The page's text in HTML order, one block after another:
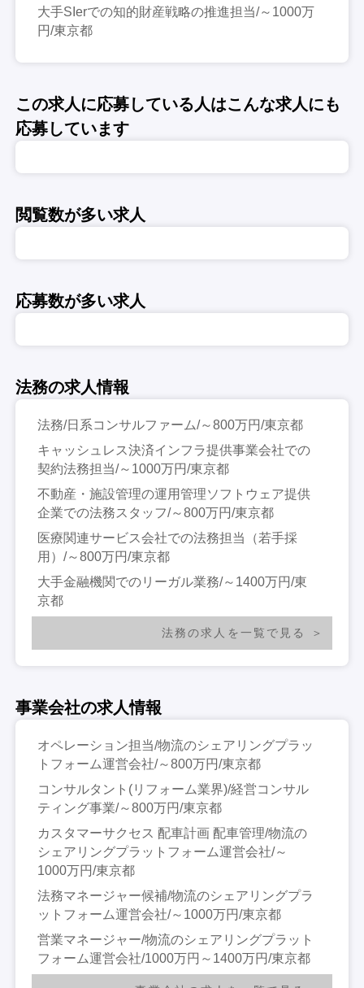
大手SIerでの知的財産戦略の推進担当/～1000万
円/東京都
この求人に応募している人はこんな求人にも
応募しています
閲覧数が多い求人
応募数が多い求人
法務の求人情報
法務/日系コンサルファーム/～800万円/東京都
キャッシュレス決済インフラ提供事業会社での
契約法務担当/～1000万円/東京都
不動産・施設管理の運用管理ソフトウェア提供
企業での法務スタッフ/～800万円/東京都
医療関連サービス会社での法務担当（若手採
用）/～800万円/東京都
大手金融機関でのリーガル業務/～1400万円/東
京都
法務の求人を一覧で見る
事業会社の求人情報
オペレーション担当/物流のシェアリングプラッ
トフォーム運営会社/～800万円/東京都
コンサルタント(リフォーム業界)/経営コンサル
ティング事業/～800万円/東京都
カスタマーサクセス 配車計画 配車管理/物流の
シェアリングプラットフォーム運営会社/～
1000万円/東京都
法務マネージャー候補/物流のシェアリングプラ
ットフォーム運営会社/～1000万円/東京都
営業マネージャー/物流のシェアリングプラット
フォーム運営会社/1000万円～1400万円/東京都